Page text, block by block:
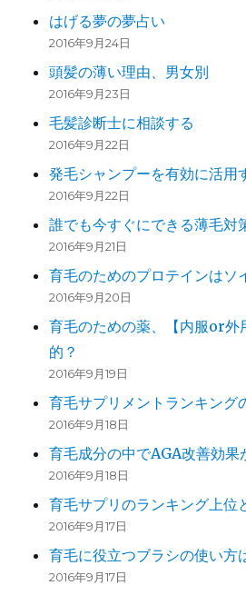
はげる夢の夢占い
2016年9月24日
頭髪の薄い理由、男女別
2016年9月23日
毛髪診断士に相談する
2016年9月22日
発毛シャンプーを有効に活用
2016年9月22日
誰でも今すぐにできる薄毛対
2016年9月21日
育毛のためのプロテインはソ
2016年9月20日
育毛のための薬、【内服or外
的？
2016年9月19日
育毛サプリメントランキング
2016年9月18日
育毛成分の中でAGA改善効果
2016年9月18日
育毛サプリのランキング上位
2016年9月17日
育毛に役立つブラシの使い方
2016年9月17日